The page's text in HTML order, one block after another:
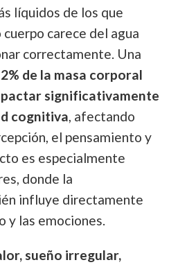
líquidos de los que
carece del agua
correctamente. Una
2% de la masa corporal
significativamente
cognitiva, afectando
el pensamiento y
es especialmente
donde la
influye directamente
y las emociones.
sueño irregular,